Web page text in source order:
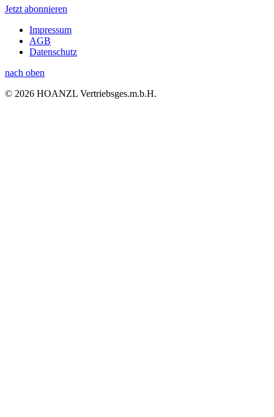
Jetzt abonnieren
Impressum
AGB
Datenschutz
nach oben
© 2026 HOANZL Vertriebsges.m.b.H.